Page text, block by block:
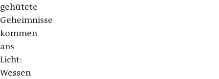
gehütete
Geheimnisse
kommen
ans
Licht:
Wessen